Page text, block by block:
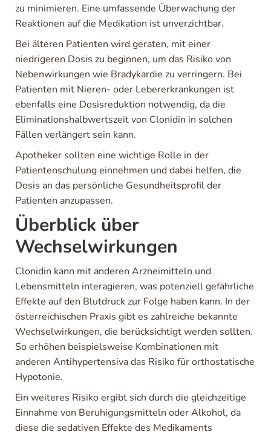
zu minimieren. Eine umfassende Überwachung der
Reaktionen auf die Medikation ist unverzichtbar.
Bei älteren Patienten wird geraten, mit einer
niedrigeren Dosis zu beginnen, um das Risiko von
Nebenwirkungen wie Bradykardie zu verringern. Bei
Patienten mit Nieren- oder Lebererkrankungen ist
ebenfalls eine Dosisreduktion notwendig, da die
Eliminationshalbwertszeit von Clonidin in solchen
Fällen verlängert sein kann.
Apotheker sollten eine wichtige Rolle in der
Patientenschulung einnehmen und dabei helfen, die
Dosis an das persönliche Gesundheitsprofil der
Patienten anzupassen.
Überblick über
Wechselwirkungen
Clonidin kann mit anderen Arzneimitteln und
Lebensmitteln interagieren, was potenziell gefährliche
Effekte auf den Blutdruck zur Folge haben kann. In der
österreichischen Praxis gibt es zahlreiche bekannte
Wechselwirkungen, die berücksichtigt werden sollten.
So erhöhen beispielsweise Kombinationen mit
anderen Antihypertensiva das Risiko für orthostatische
Hypotonie.
Ein weiteres Risiko ergibt sich durch die gleichzeitige
Einnahme von Beruhigungsmitteln oder Alkohol, da
diese die sedativen Effekte des Medikaments